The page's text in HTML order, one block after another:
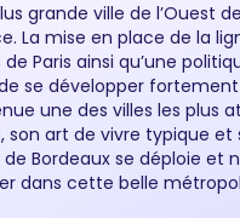
grande ville de l’Ouest
La mise en place de la
Paris ainsi qu’une
se développer
une des villes les plus
art de vivre typique et
Bordeaux se déploie et
dans cette belle